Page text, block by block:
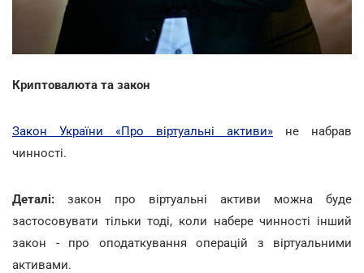
Криптовалюта та закон
Закон України «Про віртуальні активи» не набрав
чинності.
Деталі: закон про віртуальні активи можна буде
застосовувати тільки тоді, коли набере чинності інший
закон - про оподаткування операцій з віртуальними
активами.